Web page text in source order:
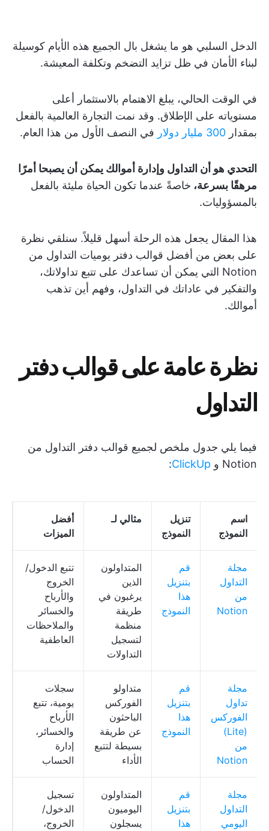
الدخل السلبي هو ما يشغل بال الجميع هذه الأيام كوسيلة
لبناء الأمان في ظل تزايد التضخم وتكلفة المعيشة.
في الوقت الحالي، يبلغ الاهتمام بالاستثمار أعلى
مستوياته على الإطلاق. وقد نمت التجارة العالمية بالفعل
بمقدار 300 مليار دولار في النصف الأول من هذا العام.
التحدي هو أن التداول وإدارة أموالك يمكن أن يصبحا أمرًا
مرهقًا بسرعة، خاصةً عندما تكون الحياة مليئة بالفعل
بالمسؤوليات.
هذا المقال يجعل هذه الرحلة أسهل قليلاً. سنلقي نظرة
على بعض من أفضل قوالب دفتر يوميات التداول من
Notion التي يمكن أن تساعدك على تتبع تداولاتك،
والتفكير في عاداتك في التداول، وفهم أين تذهب
أموالك.
نظرة عامة على قوالب دفتر
التداول
فيما يلي جدول ملخص لجميع قوالب دفتر التداول من
Notion و
ClickUp
:
اسم
النموذج
تنزيل
النموذج
مثالي لـ
أفضل
الميزات
مجلة
التداول
من
Notion
قم
بتنزيل
هذا
النموذج
المتداولون
الذين
يرغبون في
طريقة
منظمة
لتسجيل
التداولات
تتبع الدخول/
الخروج
والأرباح
والخسائر
والملاحظات
العاطفية
مجلة
تداول
الفوركس
(Lite)
من
Notion
قم
بتنزيل
هذا
النموذج
متداولو
الفوركس
الباحثون
عن طريقة
بسيطة لتتبع
الأداء
سجلات
يومية، تتبع
الأرباح
والخسائر،
إدارة
الحساب
مجلة
التداول
اليومي
قم
بتنزيل
هذا
المتداولون
اليوميون
يسجلون
تسجيل
الدخول/
الخروج،